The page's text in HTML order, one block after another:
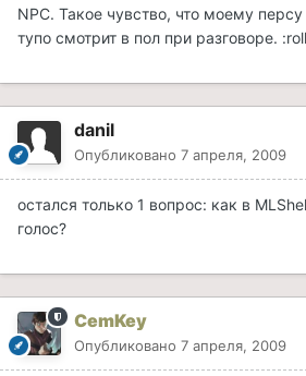
NPC. Такое чувство, что моему
тупо смотрит в пол при разговоре.
danil
Опубликовано 7 апреля, 2009
остался только 1 вопрос: как в
голос?
CemKey
Опубликовано 7 апреля, 2009